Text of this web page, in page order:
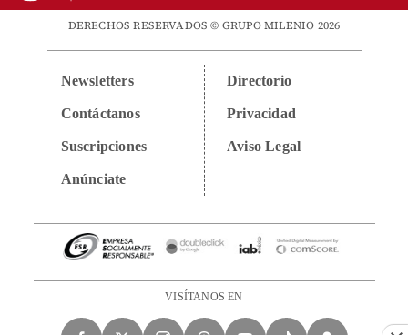
DERECHOS RESERVADOS © GRUPO MILENIO 2026
Newsletters
Contáctanos
Suscripciones
Anúnciate
Directorio
Privacidad
Aviso Legal
VISÍTANOS EN